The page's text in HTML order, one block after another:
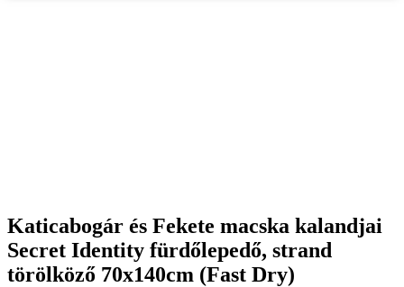
Katicabogár és Fekete macska kalandjai
Secret Identity fürdőlepedő, strand
törölköző 70x140cm (Fast Dry)